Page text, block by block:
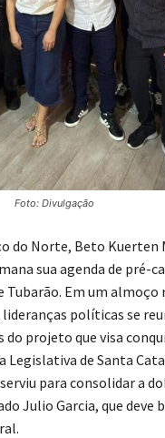
Foto: Divulgação
do Norte, Beto Kuerten
sua agenda de pré-
Tubarão. Em um almoço
políticas se
projeto que visa
Legislativa de Santa
para consolidar a
Julio Garcia, que deve